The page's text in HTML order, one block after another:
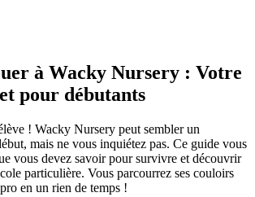
à Wacky Nursery : Votre
pour débutants
! Wacky Nursery peut sembler un
mais ne vous inquiétez pas. Ce guide vous
vous devez savoir pour survivre et découvrir
particulière. Vous parcourrez ses couloirs
en un rien de temps !